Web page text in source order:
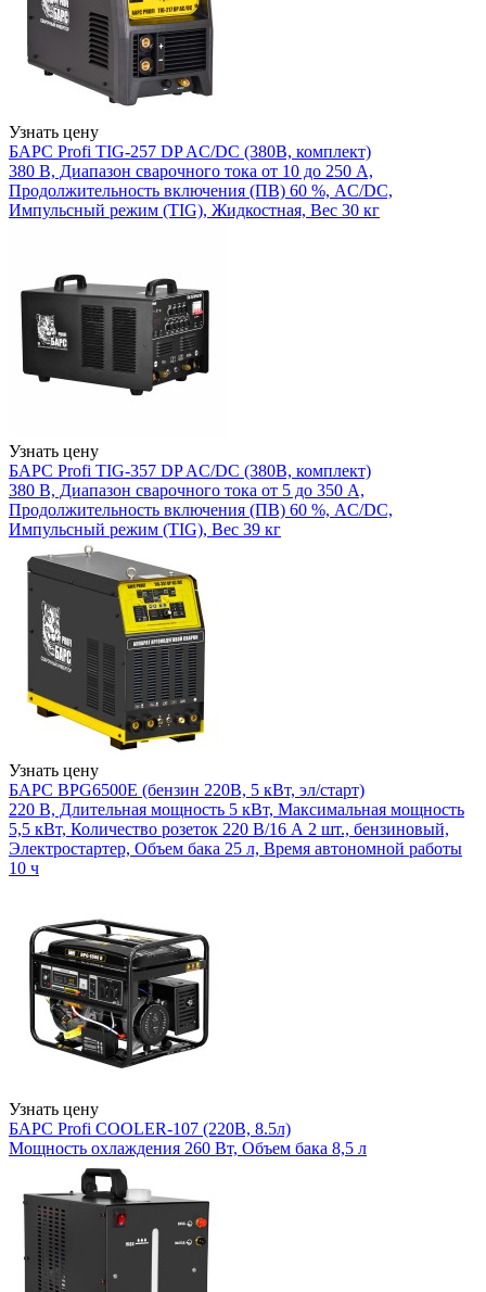
Узнать цену
БАРС Profi TIG-257 DP AC/DC (380В, комплект)
380 В, Диапазон сварочного тока от 10 до 250 А,
Продолжительность включения (ПВ) 60 %, AC/DC,
Импульсный режим (TIG), Жидкостная, Вес 30 кг
Узнать цену
БАРС Profi TIG-357 DP AC/DC (380В, комплект)
380 В, Диапазон сварочного тока от 5 до 350 А,
Продолжительность включения (ПВ) 60 %, AC/DC,
Импульсный режим (TIG), Вес 39 кг
Узнать цену
БАРС BPG6500E (бензин 220В, 5 кВт, эл/старт)
220 В, Длительная мощность 5 кВт, Максимальная мощность
5,5 кВт, Количество розеток 220 В/16 А 2 шт., бензиновый,
Электростартер, Объем бака 25 л, Время автономной работы
10 ч
Узнать цену
БАРС Profi COOLER-107 (220В, 8.5л)
Мощность охлаждения 260 Вт, Объем бака 8,5 л